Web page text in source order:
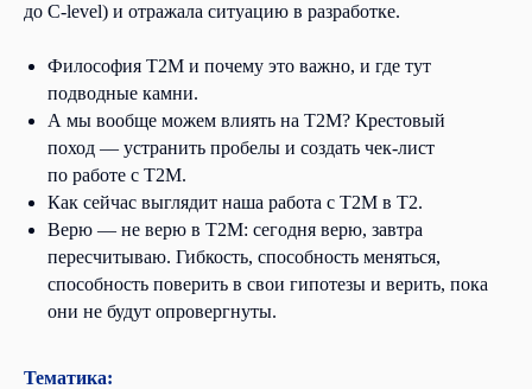
до C-level) и отражала ситуацию в разработке.
Философия Т2М и почему это важно, и где тут
подводные камни.
А мы вообще можем влиять на Т2М? Крестовый
поход — устранить пробелы и создать чек-лист
по работе с Т2М.
Как сейчас выглядит наша работа с Т2М в T2.
Верю — не верю в Т2М: сегодня верю, завтра
пересчитываю. Гибкость, способность меняться,
способность поверить в свои гипотезы и верить, пока
они не будут опровергнуты.
Тематика:
Отзывы